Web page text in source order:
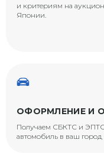
и критериям на
Японии.
ОФОРМЛЕНИЕ И
Получаем СБКТС и
автомобиль в ваш